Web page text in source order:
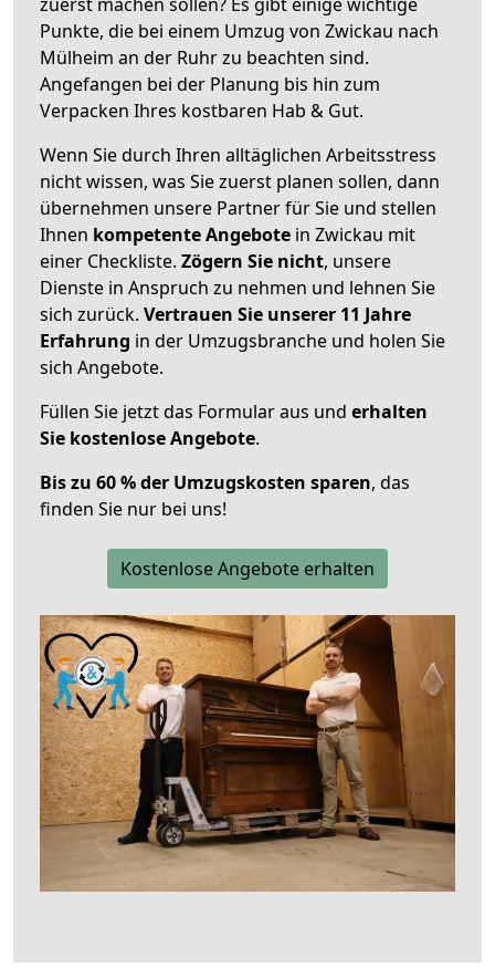
Punkte, die bei einem Umzug von Zwickau nach
Mülheim an der Ruhr zu beachten sind.
Angefangen bei der Planung bis hin zum
Verpacken Ihres kostbaren Hab & Gut.
Wenn Sie durch Ihren alltäglichen Arbeitsstress
nicht wissen, was Sie zuerst planen sollen, dann
übernehmen unsere Partner für Sie und stellen
Ihnen kompetente Angebote in Zwickau mit
einer Checkliste. Zögern Sie nicht, unsere
Dienste in Anspruch zu nehmen und lehnen Sie
sich zurück. Vertrauen Sie unserer 11 Jahre
Erfahrung in der Umzugsbranche und holen Sie
sich Angebote.
Füllen Sie jetzt das Formular aus und erhalten
Sie kostenlose Angebote.
Bis zu 60 % der Umzugskosten sparen, das
finden Sie nur bei uns!
Kostenlose Angebote erhalten